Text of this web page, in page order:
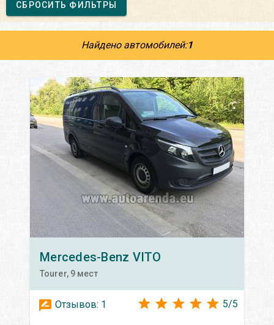
СБРОСИТЬ ФИЛЬТРЫ
Найдено автомобилей:1
Mercedes-Benz VITO
Tourer, 9 мест
Отзывов: 1 5/5